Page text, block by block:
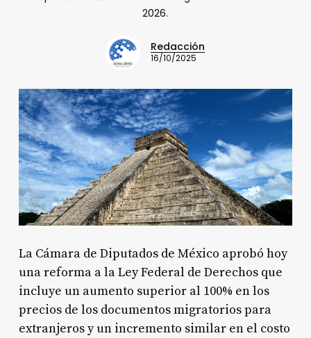
2026.
Redacción
16/10/2025
La Cámara de Diputados de México aprobó hoy
una reforma a la Ley Federal de Derechos que
incluye un aumento superior al 100% en los
precios de los documentos migratorios para
extranjeros y un incremento similar en el costo